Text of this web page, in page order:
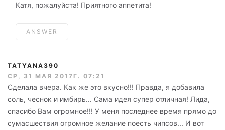
Катя, пожалуйста! Приятного аппетита!
ANSWER
TATYANA390
СР, 31 МАЯ 2017Г. 07:21
Сделала вчера. Как же это вкусно!!! Правда, я добавила
соль, чеснок и имбирь... Сама идея супер отличная! Лида,
спасибо Вам огромное!!! У меня последнее время прямо до
сумасшествия огромное желание поесть чипсов... И вот